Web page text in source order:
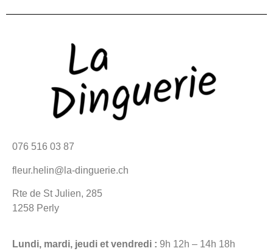
076 516 03 87
fleur.helin@la-dinguerie.ch
Rte de St Julien, 285
1258 Perly
Lundi, mardi, jeudi et vendredi : 9h 12h – 14h 18h